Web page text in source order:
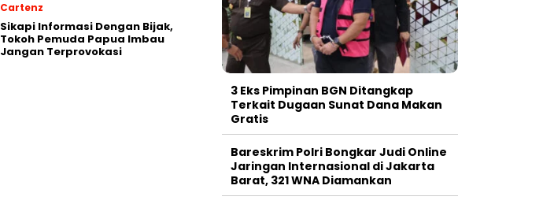
Cartenz
Sikapi Informasi Dengan Bijak,
Tokoh Pemuda Papua Imbau
Jangan Terprovokasi
3 Eks Pimpinan BGN Ditangkap
Terkait Dugaan Sunat Dana Makan
Gratis
Bareskrim Polri Bongkar Judi Online
Jaringan Internasional di Jakarta
Barat, 321 WNA Diamankan